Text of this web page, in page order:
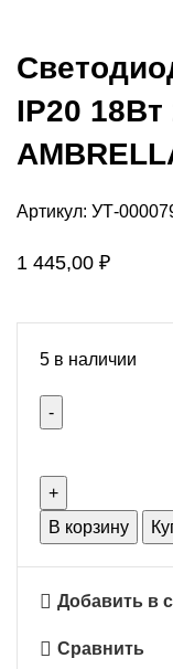
IP20
Артикул: УТ-
1 445,00 ₽
5 в наличии
Светодиодная
лента
18Вт
В корзину
Добавить в
Сравнить